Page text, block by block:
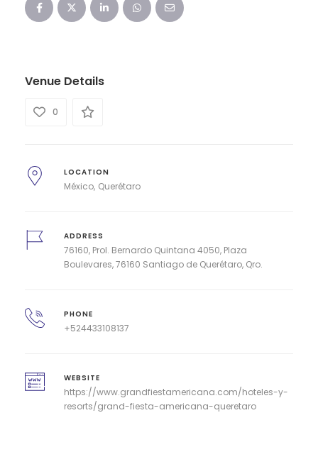
Venue Details
0
LOCATION
México Querétaro
ADDRESS
76160, Prol. Bernardo Quintana 4050, Plaza
Boulevares, 76160 Santiago de Querétaro, Qro.
PHONE
+524433108137
WEBSITE
https://www.grandfiestamericana.com/hoteles-y-
resorts/grand-fiesta-americana-queretaro